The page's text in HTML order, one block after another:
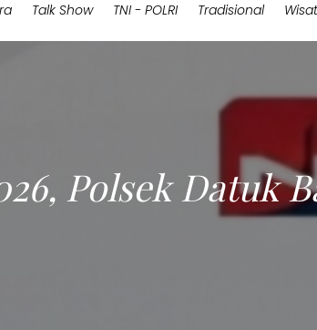
Talk Show TNI - POLRI Tradisional
Polsek Datuk